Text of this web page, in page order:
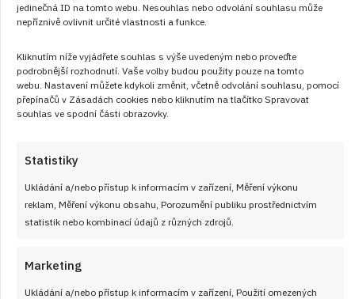
jedinečná ID na tomto webu. Nesouhlas nebo odvolání souhlasu může
nepříznivě ovlivnit určité vlastnosti a funkce.
Kliknutím níže vyjádřete souhlas s výše uvedeným nebo proveďte
podrobnější rozhodnutí. Vaše volby budou použity pouze na tomto
webu. Nastavení můžete kdykoli změnit, včetně odvolání souhlasu, pomocí
přepínačů v Zásadách cookies nebo kliknutím na tlačítko Spravovat
souhlas ve spodní části obrazovky.
Statistiky
Ukládání a/nebo přístup k informacím v zařízení, Měření výkonu
reklam, Měření výkonu obsahu, Porozumění publiku prostřednictvím
statistik nebo kombinací údajů z různých zdrojů.
Marketing
Ukládání a/nebo přístup k informacím v zařízení, Použití omezených
Segedíský guláš je i přes název poctivou českou klasikou.
knedlík!
ČÍST RECEPT